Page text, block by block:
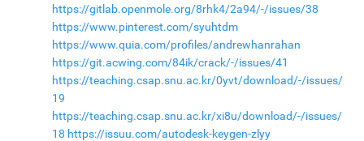
https://gitlab.openmole.org/8rhk4/2a94/-/issues/38
https://www.pinterest.com/syuhtdm
https://www.quia.com/profiles/andrewhanrahan
https://git.acwing.com/84ik/crack/-/issues/41
https://teaching.csap.snu.ac.kr/0yvt/download/-/issues/
19
https://teaching.csap.snu.ac.kr/xi8u/download/-/issues/
18 https://issuu.com/autodesk-keygen-zlyy